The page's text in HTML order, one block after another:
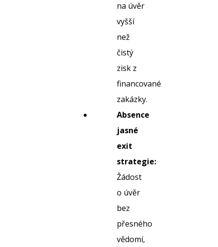
na úvěr
vyšší
než
čistý
zisk z
financované
zakázky.
Absence
jasné
exit
strategie:
Žádost
o úvěr
bez
přesného
vědomí,